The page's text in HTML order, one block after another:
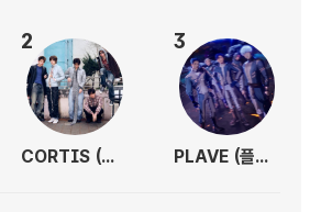
2
CORTIS (코르티스)
3
PLAVE (플레이브)